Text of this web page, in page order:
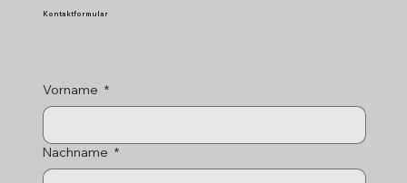
Vorname *
Nachname *
Kontaktformular